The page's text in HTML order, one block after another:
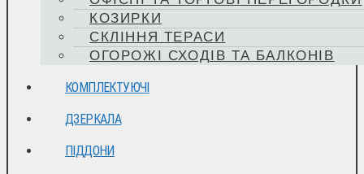
КОЗИРКИ
СКЛІННЯ ТЕРАСИ
ОГОРОЖІ СХОДІВ ТА БАЛКОНІВ
КОМПЛЕКТУЮЧІ
ДЗЕРКАЛА
ПІДДОНИ